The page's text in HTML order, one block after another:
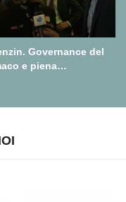
Governance del
e piena